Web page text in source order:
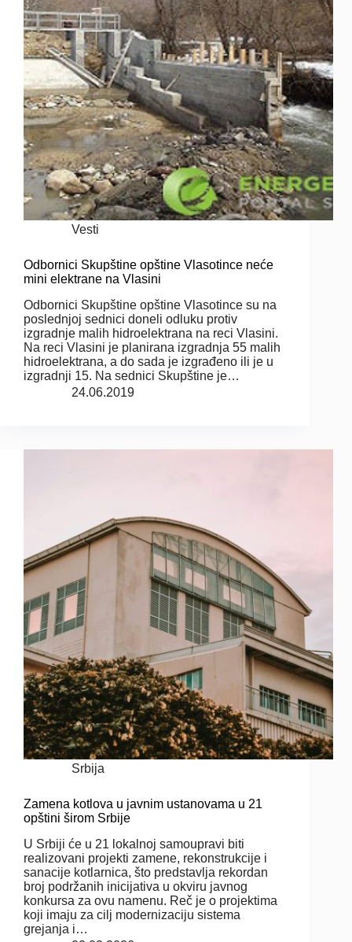
Vesti
Odbornici Skupštine opštine Vlasotince neće
mini elektrane na Vlasini
Odbornici Skupštine opštine Vlasotince su na
poslednjoj sednici doneli odluku protiv
izgradnje malih hidroelektrana na reci Vlasini.
Na reci Vlasini je planirana izgradnja 55 malih
hidroelektrana, a do sada je izgrađeno ili je u
izgradnji 15. Na sednici Skupštine je…
24.06.2019
Srbija
Zamena kotlova u javnim ustanovama u 21
opštini širom Srbije
U Srbiji će u 21 lokalnoj samoupravi biti
realizovani projekti zamene, rekonstrukcije i
sanacije kotlarnica, što predstavlja rekordan
broj podržanih inicijativa u okviru javnog
konkursa za ovu namenu. Reč je o projektima
koji imaju za cilj modernizaciju sistema
grejanja i…